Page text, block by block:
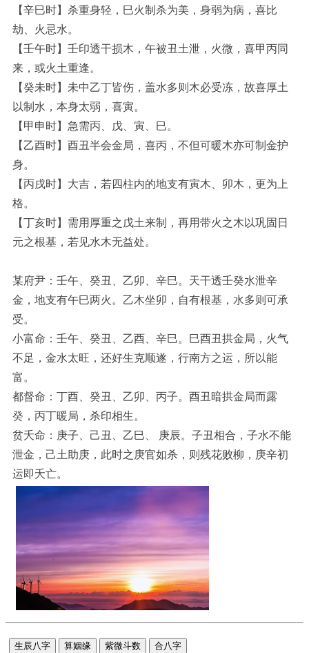
【辛巳时】杀重身轻，巳火制杀为美，身弱为病，喜比
劫、火忌水。
【壬午时】壬印透干损木，午被丑土泄，火微，喜甲丙同
来，或火土重逢。
【癸未时】未中乙丁皆伤，盖水多则木必受冻，故喜厚土
以制水，本身太弱，喜寅。
【甲申时】急需丙、戊、寅、巳。
【乙酉时】酉丑半会金局，喜丙，不但可暖木亦可制金护
身。
【丙戌时】大吉，若四柱内的地支有寅木、卯木，更为上
格。
【丁亥时】需用厚重之戊土来制，再用带火之木以巩固日
元之根基，若见水木无益处。
某府尹：壬午、癸丑、乙卯、辛巳。天干透壬癸水泄辛
金，地支有午巳两火。乙木坐卯，自有根基，水多则可承
受。
小富命：壬午、癸丑、乙酉、辛巳。巳酉丑拱金局，火气
不足，金水太旺，还好生克顺遂，行南方之运，所以能
富。
都督命：丁酉、癸丑、乙卯、丙子。酉丑暗拱金局而露
癸，丙丁暖局，杀印相生。
贫夭命：庚子、己丑、乙巳、 庚辰。子丑相合，子水不能
泄金，己土助庚，此时之庚官如杀，则残花败柳，庚辛初
运即夭亡。
生辰八字 算姻缘 紫微斗数 合八字